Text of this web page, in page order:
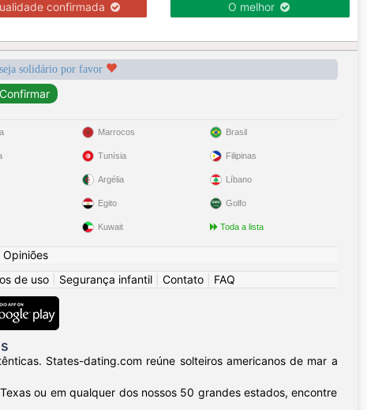
confirmada O melhor
solidário por favor
Marrocos
Tunísia
Argélia
Egito
Kuwait
Brasil
Filipinas
Líbano
Golfo
Toda a lista
Opiniões
de uso Segurança infantil Contato FAQ
States-dating.com reúne solteiros americanos de mar a
ou em qualquer dos nossos 50 grandes estados, encontre